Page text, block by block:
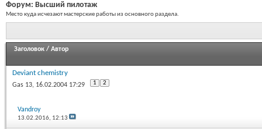
Форум: Высший пилотаж
Место куда исчезают мастерские работы из основного раздела.
Заголовок / Автор
Deviant chemistry
Gas 13, 16.02.2004 17:29 1 2
Vandroy
13.02.2016, 12:13